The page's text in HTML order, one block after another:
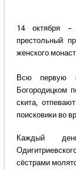
14 октября –
престольный
женского
Всю первую
Богородицком
скита,
поисковики во
Каждый день
сёстрами